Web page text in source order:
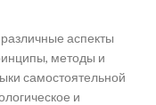
аспекты
методы и
самостоятельной
и